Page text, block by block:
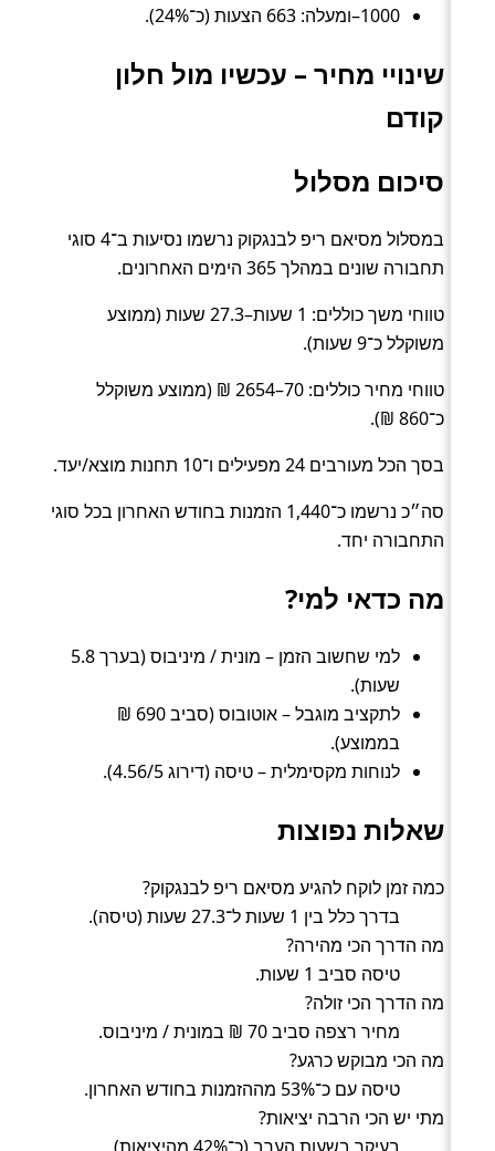
1000–ומעלה: 663 הצעות (כ־24%).
שינויי מחיר – עכשיו מול חלון
קודם
סיכום מסלול
במסלול מסיאם ריפ לבנגקוק נרשמו נסיעות ב־4 סוגי
תחבורה שונים במהלך 365 הימים האחרונים.
טווחי משך כוללים: 1 שעות–27.3 שעות (ממוצע
משוקלל כ־9 שעות).
טווחי מחיר כוללים: 70–2654 ₪ (ממוצע משוקלל
כ־860 ₪).
בסך הכל מעורבים 24 מפעילים ו־10 תחנות מוצא/יעד.
סה״כ נרשמו כ־1,440 הזמנות בחודש האחרון בכל סוגי
התחבורה יחד.
מה כדאי למי?
למי שחשוב הזמן – מונית / מיניבוס (בערך 5.8
שעות).
לתקציב מוגבל – אוטובוס (סביב 690 ₪
בממוצע).
לנוחות מקסימלית – טיסה (דירוג 4.56/5).
שאלות נפוצות
כמה זמן לוקח להגיע מסיאם ריפ לבנגקוק?
בדרך כלל בין 1 שעות ל־27.3 שעות (טיסה).
מה הדרך הכי מהירה?
טיסה סביב 1 שעות.
מה הדרך הכי זולה?
מחיר רצפה סביב 70 ₪ במונית / מיניבוס.
מה הכי מבוקש כרגע?
טיסה עם כ־53% מההזמנות בחודש האחרון.
מתי יש הכי הרבה יציאות?